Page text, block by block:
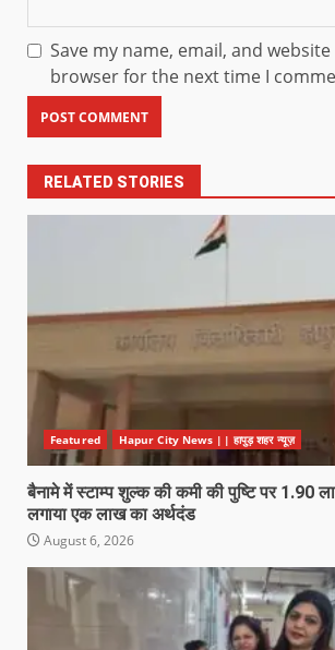
Save my name, email, and
browser for the next time I
RELATED STORIES
Featured Hapur City News || हापुड़ शहर न्यूज़
बैनामे में स्टाम्प शुल्क की कमी की पुष्टि पर 1.90
लगाया एक लाख का अर्थदंड
August 6, 2026